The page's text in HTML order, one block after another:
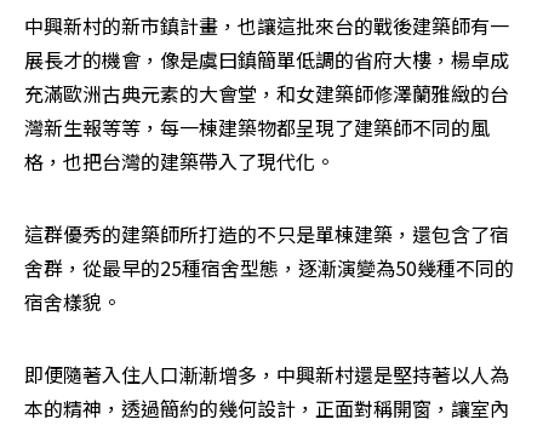
中興新村的新市鎮計畫，也讓這批來台的戰後建築師有一
展長才的機會，像是虞曰鎮簡單低調的省府大樓，楊卓成
充滿歐洲古典元素的大會堂，和女建築師修澤蘭雅緻的台
灣新生報等等，每一棟建築物都呈現了建築師不同的風
格，也把台灣的建築帶入了現代化。
這群優秀的建築師所打造的不只是單棟建築，還包含了宿
舍群，從最早的25種宿舍型態，逐漸演變為50幾種不同的
宿舍樣貌。
即便隨著入住人口漸漸增多，中興新村還是堅持著以人為
本的精神，透過簡約的幾何設計，正面對稱開窗，讓室內